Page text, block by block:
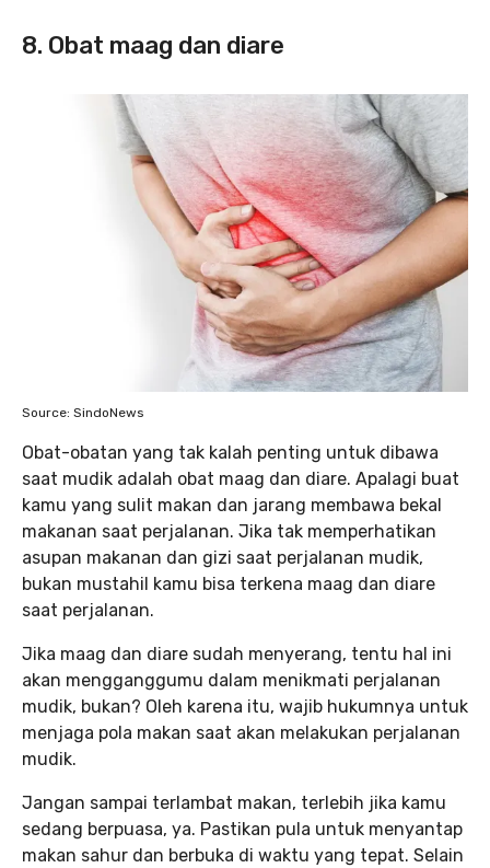
8. Obat maag dan diare
Source: SindoNews
Obat-obatan yang tak kalah penting untuk dibawa
saat mudik adalah obat maag dan diare. Apalagi buat
kamu yang sulit makan dan jarang membawa bekal
makanan saat perjalanan. Jika tak memperhatikan
asupan makanan dan gizi saat perjalanan mudik,
bukan mustahil kamu bisa terkena maag dan diare
saat perjalanan.
Jika maag dan diare sudah menyerang, tentu hal ini
akan mengganggumu dalam menikmati perjalanan
mudik, bukan? Oleh karena itu, wajib hukumnya untuk
menjaga pola makan saat akan melakukan perjalanan
mudik.
Jangan sampai terlambat makan, terlebih jika kamu
sedang berpuasa, ya. Pastikan pula untuk menyantap
makan sahur dan berbuka di waktu yang tepat. Selain